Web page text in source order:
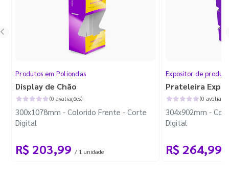
Produtos em Poliondas
Display de Chão
(0 avaliações)
300x1078mm - Colorido Frente - Corte
Digital
R$ 203,99 / 1 unidade
Expositor de
Prateleira
(0
304x902mm -
Digital
R$ 264,99